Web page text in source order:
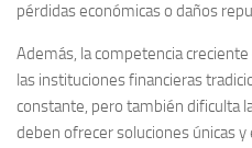
pérdidas económicas o daños
Además, lacompetencia creciente
las instituciones financieras
constante, pero también dificulta
deben ofrecer soluciones únicas